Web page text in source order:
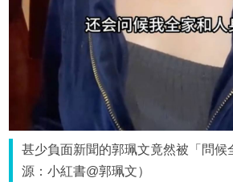
甚少負面新聞的郭珮文竟然被「問候
源：小紅書@郭珮文）